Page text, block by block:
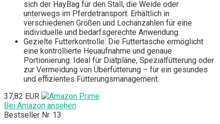
sich der HayBag für den Stall, die Weide oder
unterwegs im Pferdetransport. Erhältlich in
verschiedenen Größen und Lochanzahlen für eine
individuelle und bedarfsgerechte Anwendung.
Gezielte Futterkontrolle: Die Futtertasche ermöglicht
eine kontrollierte Heuaufnahme und genaue
Portionierung. Ideal für Diätpläne, Spezialfütterung oder
zur Vermeidung von Überfütterung – für ein gesundes
und effizientes Fütterungsmanagement.
37,82 EUR
Bei Amazon ansehen
Bestseller Nr. 13